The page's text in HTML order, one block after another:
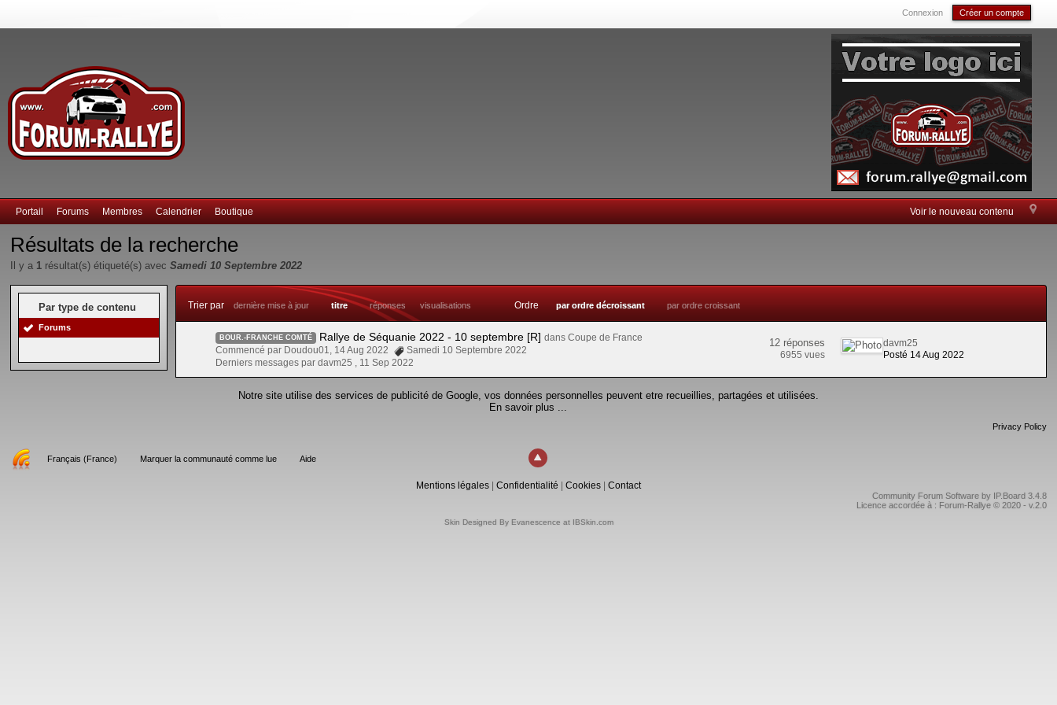
Connexion Créer un compte
Voir le nouveau contenu
Portail Forums Membres Calendrier Boutique
Résultats de la recherche
Il y a 1 résultat(s) étiqueté(s) avecSamedi 10 Septembre 2022
Par type de contenu
Forums
Trier par dernière mise à jour titre réponses visualisations Ordre par ordre décroissant par ordre croissant
BOUR.-FRANCHE COMTÉ Rallye de Séquanie 2022 - 10 septembre [R] dans Coupe de France
Commencé par Doudou01, 14 Aug 2022
Samedi 10 Septembre 2022
Derniers messages par davm25 , 11 Sep 2022
12 réponses
6955 vues
davm25
Posté 14 Aug 2022
Notre site utilise des services de publicité de Google, vos données personnelles peuvent etre recueillies, partagées et utilisées.
En savoir plus ...
Privacy Policy
Français (France) Marquer la communauté comme lue Aide
Mentions légales| Confidentialité Cookies| Contact
Community Forum Software by IP.Board 3.4.8
Licence accordée à : Forum-Rallye © 2020 - v.2.0
Skin Designed By Evanescence at IBSkin.com